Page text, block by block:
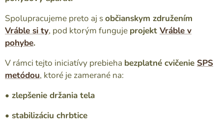
Spolupracujeme preto aj sobčianskym združením
Vráble si ty, pod ktorým funguje projekt Vráble v
pohybe.
V rámci tejto iniciatívy prebieha bezplatné cvičenie SPS
metódou, ktoré je zamerané na:
• zlepšenie držania tela
• stabilizáciu chrbtice